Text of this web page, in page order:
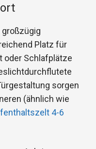
Platz für
oder Schlafplätze
sorgen
(ähnlich wie
4-6